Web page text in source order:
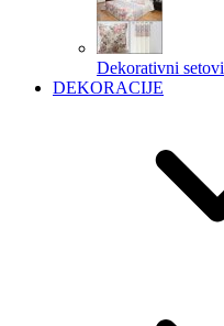
Dekorativni setovi
DEKORACIJE